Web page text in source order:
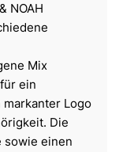
NOAH
Mix
ein
Logo
Die
sowie einen